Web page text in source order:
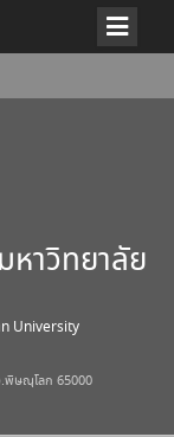
หาวิทยาลัย
University
.พิษณุโลก 65000